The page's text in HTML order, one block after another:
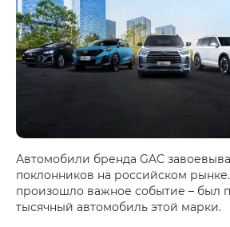
Автомобили бренда GAC
поклонников на российском
произошло важное событие – был
тысячный автомобиль этой марки.